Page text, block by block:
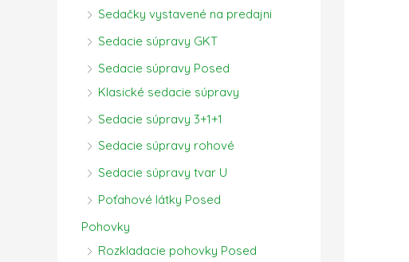
Sedačky vystavené na predajni
Sedacie súpravy GKT
Sedacie súpravy Posed
Klasické sedacie súpravy
Sedacie súpravy 3+1+1
Sedacie súpravy rohové
Sedacie súpravy tvar U
Poťahové látky Posed
Pohovky
Rozkladacie pohovky Posed